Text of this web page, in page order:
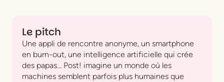
Le pitch
Une appli de rencontre anonyme, un smartphone
en burn-out, une intelligence artificielle qui crée
des papas… Post! imagine un monde où les
machines semblent parfois plus humaines que